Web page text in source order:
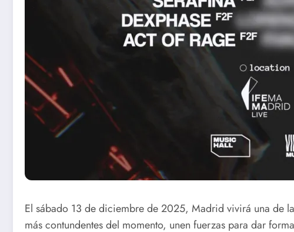
El sábado 13 de diciembre de 2025, Madrid vivirá una de
más contundentes del momento, unen fuerzas para dar